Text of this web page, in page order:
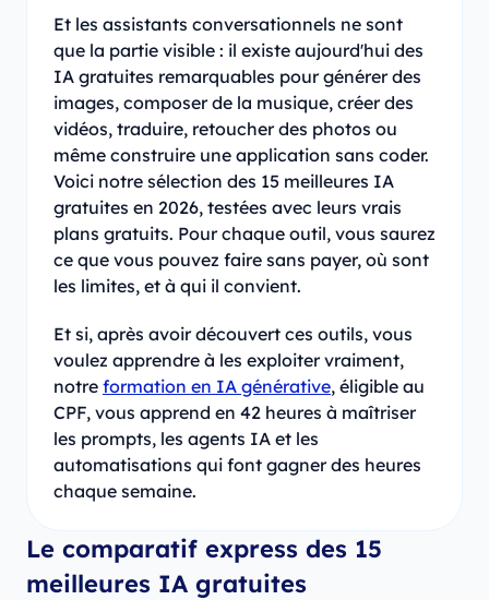
Et les assistants conversationnels ne sont
que la partie visible : il existe aujourd'hui des
IA gratuites remarquables pour générer des
images, composer de la musique, créer des
vidéos, traduire, retoucher des photos ou
même construire une application sans coder.
Voici notre sélection des 15 meilleures IA
gratuites en 2026, testées avec leurs vrais
plans gratuits. Pour chaque outil, vous saurez
ce que vous pouvez faire sans payer, où sont
les limites, et à qui il convient.
Et si, après avoir découvert ces outils, vous
voulez apprendre à les exploiter vraiment,
notre formation en IA générative, éligible au
CPF, vous apprend en 42 heures à maîtriser
les prompts, les agents IA et les
automatisations qui font gagner des heures
chaque semaine.
Le comparatif express des 15
meilleures IA gratuites